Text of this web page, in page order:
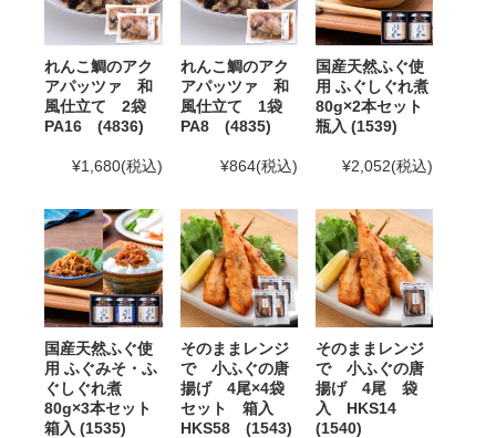
ご注文はお支払い方法変更、またはご注文キャンセ
ルのご案内を行う場合がございます。ご了承下さ
い。
2025年10月24日
「冬ギフト特集」開催中！11月末ま
2025年10月16日(木)まで
2025年7月29日 【お盆期間の発送に関するご案内】
お盆休みに伴い、下記の期間中はお荷物のご到着日とし
てお選びいただけません。
あらかじめご了承ください。
対象期間：2025年8月12日(火)～8月20日(水)
れんこ鯛のアク
アパッツァ 和
風仕立て 2袋
PA16 (4836)
¥1,680(税込)
れんこ鯛のアク
アパッツァ 和
風仕立て 1袋
PA8 (4835)
¥864(税込)
国産天然ふぐ使
用 ふぐしぐれ煮
80g×2本セット
瓶入 (1539)
¥2,052(税込)
国産天然ふぐ使
用 ふぐみそ・ふ
ぐしぐれ煮
80g×3本セット
箱入 (1535)
そのままレンジ
で 小ふぐの唐
揚げ 4尾×4袋
セット 箱入
HKS58 (1543)
そのままレンジ
で 小ふぐの唐
揚げ 4尾 袋
入 HKS14
(1540)